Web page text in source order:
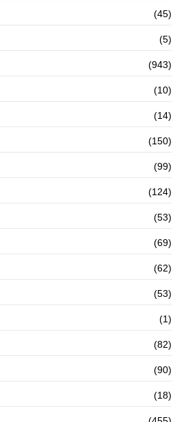
(45)
(5)
(943)
(10)
(14)
(150)
(99)
(124)
(53)
(69)
(62)
(53)
(1)
(82)
(90)
(18)